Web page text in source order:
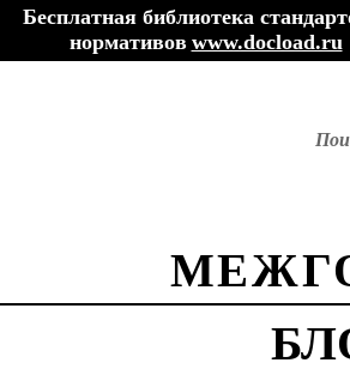
Бесплатная библиотека
нормативов www.docload.ru